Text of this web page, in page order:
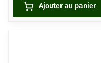
Ajouter au panier